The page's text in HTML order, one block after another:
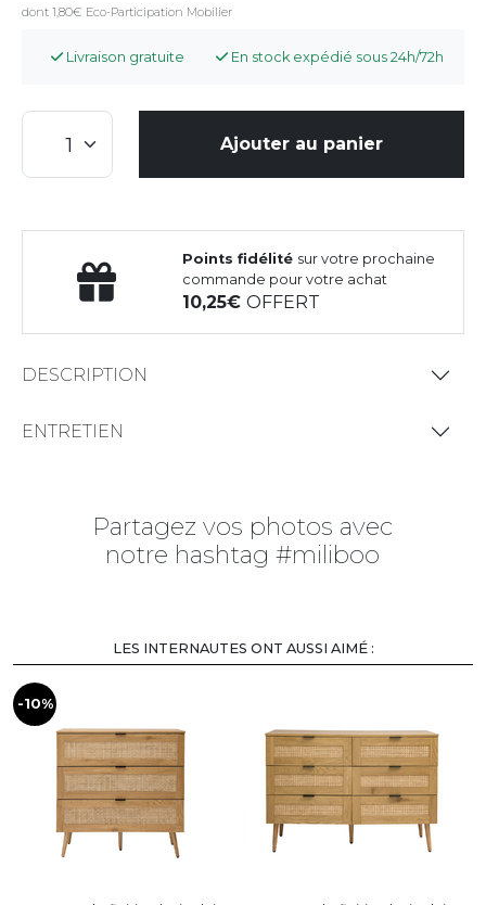
dont 1,80€ Eco-Participation Mobilier
Livraison gratuite En stock expédié sous 24h/72h
Ajouter au panier
Points fidélité sur votre prochaine
commande pour votre achat
10,25OFFERT
DESCRIPTION
ENTRETIEN
Partagez vos photos avec
notre hashtag #miliboo
LES INTERNAUTES ONT AUSSI AIMÉ :
-10%